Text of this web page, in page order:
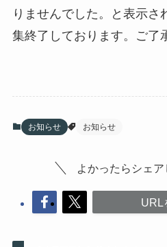
りませんでした。と表示さ
集終了しております。ご了
お知らせ お知らせ
よかったらシェ
URL